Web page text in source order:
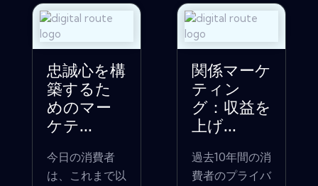
忠誠心を構
築するた
めのマー
ケテ...
今日の消費者
は、これまで以
関係マーケ
ティン
グ：収益を
上げ...
過去10年間の消
費者のプライバ